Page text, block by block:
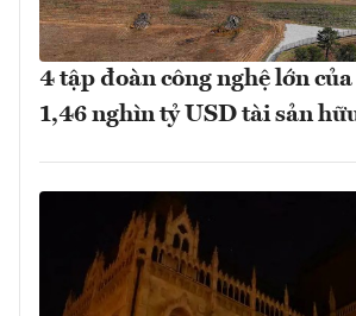
4 tập đoàn công nghệ lớn
1,46 nghìn tỷ USD tài sản